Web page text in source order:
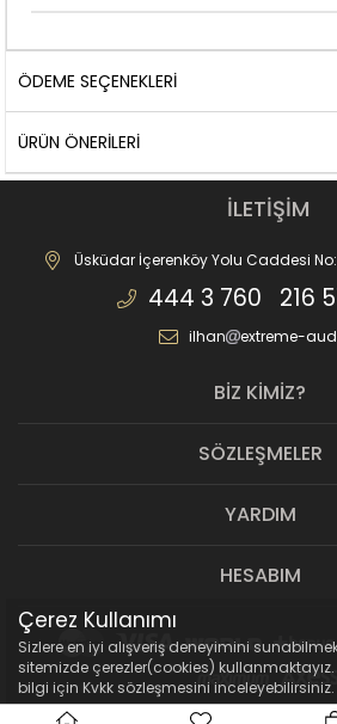
ÖDEME SEÇENEKLERI
ÜRÜN ÖNERILERI
İLETİŞİM
Üsküdar İçerenköy Yolu Caddesi
444 3 760 216
ilhan extreme-
BİZ KİMİZ?
SÖZLEŞMELER
YARDIM
HESABIM
Çerez Kullanımı
Sizlere en iyi alışveriş deneyimini
sitemizde çerezler(cookies) kullanmaktayız.
bilgi için Kvkk sözleşmesini inceleyebilirsiniz.